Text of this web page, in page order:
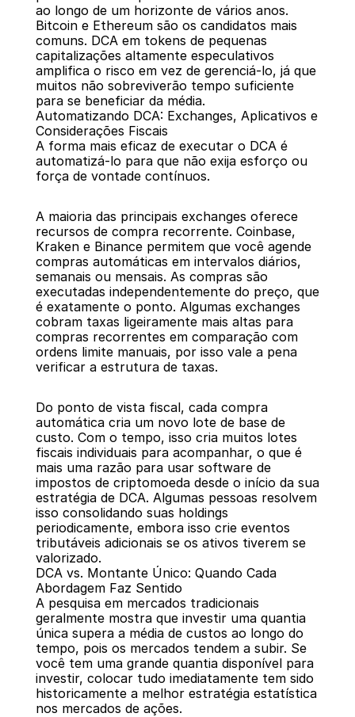
ao longo de um horizonte de vários anos.
Bitcoin e Ethereum são os candidatos mais
comuns. DCA em tokens de pequenas
capitalizações altamente especulativos
amplifica o risco em vez de gerenciá-lo, já que
muitos não sobreviverão tempo suficiente
para se beneficiar da média.
Automatizando DCA: Exchanges, Aplicativos e
Considerações Fiscais
A forma mais eficaz de executar o DCA é
automatizá-lo para que não exija esforço ou
força de vontade contínuos.
A maioria das principais exchanges oferece
recursos de compra recorrente. Coinbase,
Kraken e Binance permitem que você agende
compras automáticas em intervalos diários,
semanais ou mensais. As compras são
executadas independentemente do preço, que
é exatamente o ponto. Algumas exchanges
cobram taxas ligeiramente mais altas para
compras recorrentes em comparação com
ordens limite manuais, por isso vale a pena
verificar a estrutura de taxas.
Do ponto de vista fiscal, cada compra
automática cria um novo lote de base de
custo. Com o tempo, isso cria muitos lotes
fiscais individuais para acompanhar, o que é
mais uma razão para usar software de
impostos de criptomoeda desde o início da sua
estratégia de DCA. Algumas pessoas resolvem
isso consolidando suas holdings
periodicamente, embora isso crie eventos
tributáveis adicionais se os ativos tiverem se
valorizado.
DCA vs. Montante Único: Quando Cada
Abordagem Faz Sentido
A pesquisa em mercados tradicionais
geralmente mostra que investir uma quantia
única supera a média de custos ao longo do
tempo, pois os mercados tendem a subir. Se
você tem uma grande quantia disponível para
investir, colocar tudo imediatamente tem sido
historicamente a melhor estratégia estatística
nos mercados de ações.